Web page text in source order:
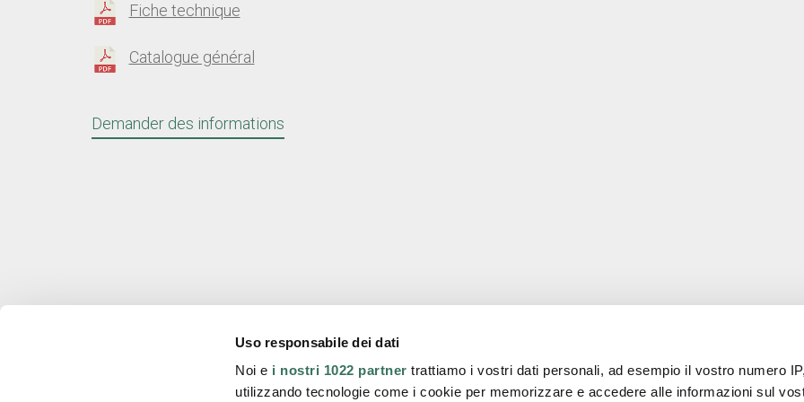
Uso responsabile dei dati
Noi e i nostri 1022 partner trattiamo i vostri dati personali, ad esempio il vostro numero IP,
utilizzando tecnologie come i cookie per memorizzare e accedere alle informazioni sul
Fiche technique
Catalogue général
Demander des informations
Reg. BO n. 431685
Pages utiles
Home